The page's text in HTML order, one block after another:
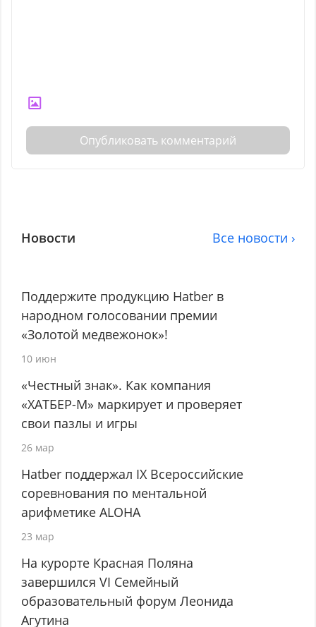
Опубликовать комментарий
Новости Все новости ›
Поддержите продукцию Hatber в
народном голосовании премии
«Золотой медвежонок»!
10 июн
«Честный знак». Как компания
«ХАТБЕР-М» маркирует и проверяет
свои пазлы и игры
26 мар
Hatber поддержал IX Всероссийские
соревнования по ментальной
арифметике ALOHA
23 мар
На курорте Красная Поляна
завершился VI Семейный
образовательный форум Леонида
Агутина